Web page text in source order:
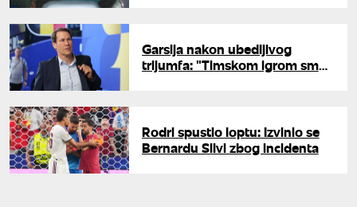
Garsija nakon ubedljivog
trijumfa: "Timskom igrom smo
Rodri spustio loptu: Izvinio se
Bernardu Silvi zbog incidenta